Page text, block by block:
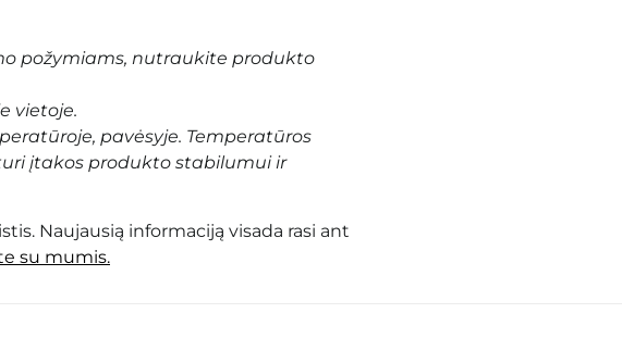
požymiams, nutraukite produkto
vietoje.
pavėsyje. Temperatūros
įtakos produkto stabilumui ir
Naujausią informaciją visada rasi ant
su mumis.